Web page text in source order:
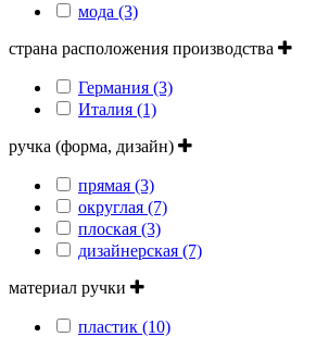
мода (3)
страна расположения производства
Германия (3)
Италия (1)
ручка (форма, дизайн)
прямая (3)
округлая (7)
плоская (3)
дизайнерская (7)
материал ручки
пластик (10)